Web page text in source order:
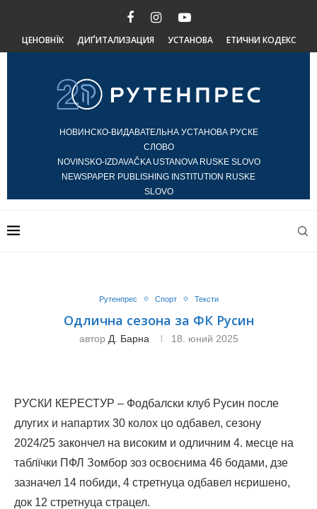
ЦЕНОВНЇК ДИҐИТАЛИЗАЦИЯ УСТАНОВА ЕТИЧНИ КОДЕКС
НОВИНСКО-ВИДАВАТЕЛЬНА УСТАНОВА РУСКЕ
СЛОВО
NOVINSKO-IZDAVAČKA USTANOVA RUSKE SLOVO
NEWSPAPER PUBLISHING INSTITUTION RUSKE
SLOVO
Рутенпрес Спорт Тексти
Одлична сезона за ФК Русин
автор Д. Барна 18. юний 2025
РУСКИ КЕРЕСТУР – Фодбалски клуб Русин после
длугих и напартих 30 колох цо одбавел, сезону
2024/25 закончел на високим и одличним 4. месце на
таблїчки ПФЛ Зомбор зоз освоєнима 46 бодами, дзе
зазначел 14 побиди, 4 стретнуца одбавел нєришено,
док 12 стретнуца страцел.